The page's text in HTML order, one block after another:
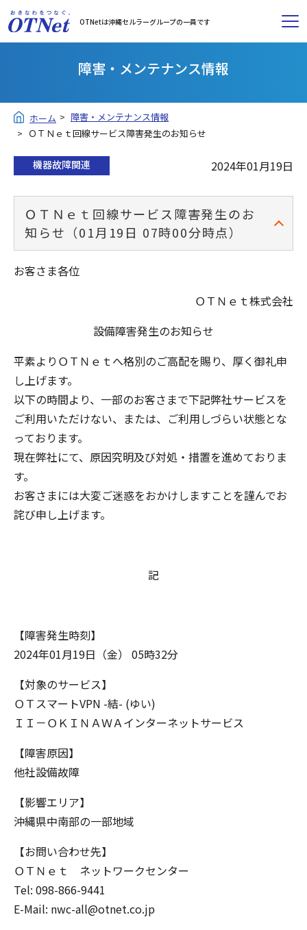
OTNetは沖縄セルラーグループの一員です
障害・メンテナンス情報
ホーム
障害・メンテナンス情報
ＯＴＮｅｔ回線サービス障害発生のお知らせ
機器故障関連 2024年01月19日
ＯＴＮｅｔ回線サービス障害発生のお
知らせ（01月19日 07時00分時点）
お客さま各位
ＯＴＮｅｔ株式会社
設備障害発生のお知らせ
平素よりＯＴＮｅｔへ格別のご高配を賜り、厚く御礼申
し上げます。
以下の時間より、一部のお客さまで下記弊社サービスを
ご利用いただけない、または、ご利用しづらい状態とな
っております。
現在弊社にて、原因究明及び対処・措置を進めておりま
す。
お客さまには大変ご迷惑をおかけしますことを謹んでお
詫び申し上げます。
記
【障害発生時刻】
2024年01月19日（金） 05時32分
【対象のサービス】
ＯＴスマートVPN -結- (ゆい)
ＩＩ－ＯＫＩＮＡＷＡインターネットサービス
【障害原因】
他社設備故障
【影響エリア】
沖縄県中南部の一部地域
【お問い合わせ先】
ＯＴＮｅｔ ネットワークセンター
Tel: 098-866-9441
E-Mail: nwc-all@otnet.co.jp